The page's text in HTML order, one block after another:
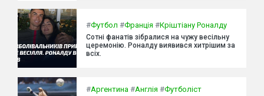
#Футбол #Франція #Кріштіану Роналду
Сотні фанатів зібралися на чужу весільну
церемонію. Роналду виявився хитрішим за
всіх.
#Аргентина #Англія #Футболіст